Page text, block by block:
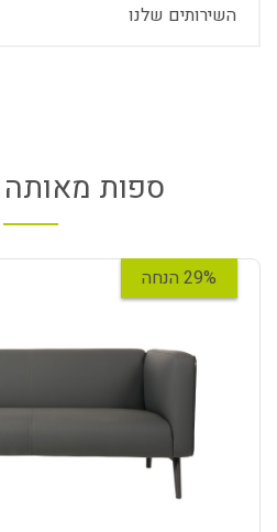
השירותים שלנו
ספות
29% הנחה